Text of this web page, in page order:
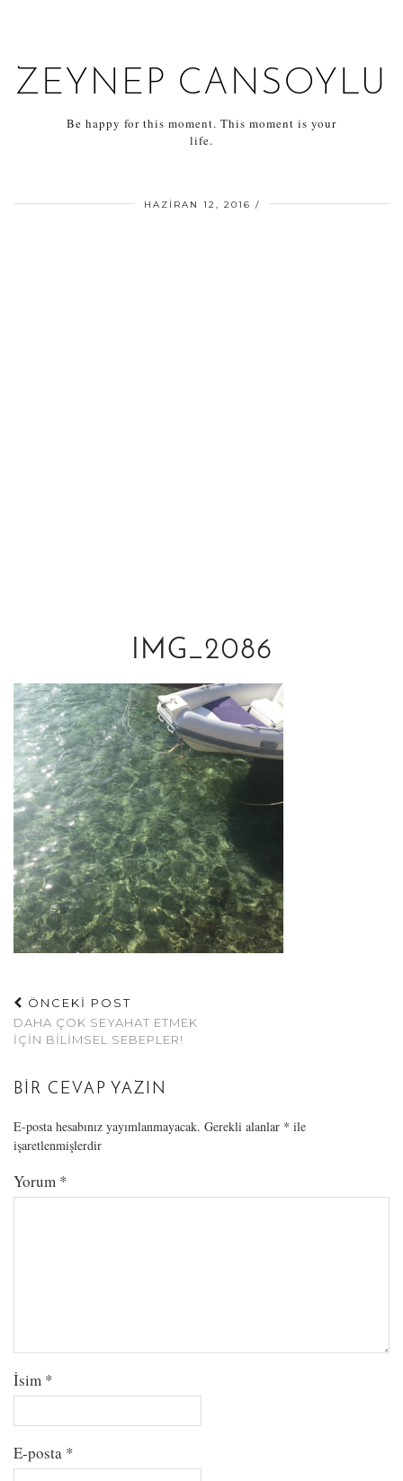
ZEYNEP CANSOYLU
Be happy for this moment. This moment is your
life.
HAZIRAN 12, 2016
IMG_2086
ÖNCEKİ POST
DAHA ÇOK SEYAHAT ETMEK
İÇIN BILIMSEL SEBEPLER!
BIR CEVAP YAZIN
E-posta hesabınız yayımlanmayacak. Gerekli alanlar * ile
işaretlenmişlerdir
Yorum *
İsim *
E-posta *